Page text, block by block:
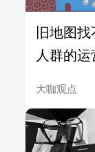
旧地图
人群的运
大咖观点